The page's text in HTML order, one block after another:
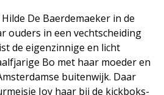
De Baerdemaeker in de
ouders in een vechtscheiding
de eigenzinnige en licht
Bo met haar moeder en
buitenwijk. Daar
Joy haar bij de kickboks-